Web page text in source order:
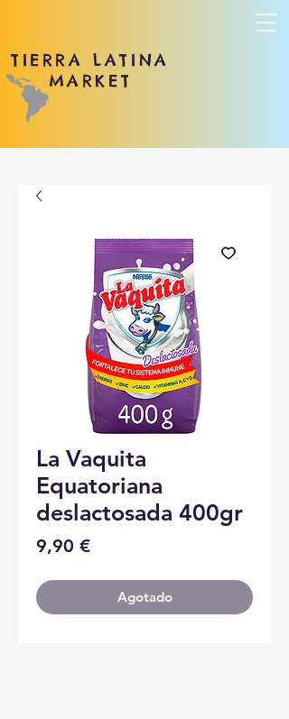
TIERRA LATINA
MARKET
La Vaquita
Equatoriana
deslactosada 400gr
9,90 €Precio
Agotado